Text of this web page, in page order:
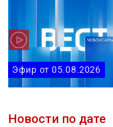
Эфир от 05.08.2026
Новости по дате